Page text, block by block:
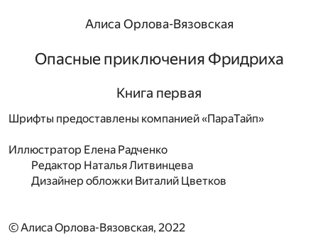
Алиса Орлова-Вязовская
Опасные приключения Фридриха
Книга первая
Шрифты предоставлены компанией «ПараТайп»
Иллюстратор Елена Радченко
Редактор Наталья Литвинцева
Дизайнер обложки Виталий Цветков
© Алиса Орлова-Вязовская, 2022